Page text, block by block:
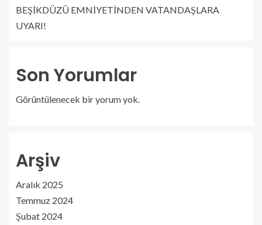
BEŞİKDÜZÜ EMNİYETİNDEN VATANDAŞLARA
UYARI!
Son Yorumlar
Görüntülenecek bir yorum yok.
Arşiv
Aralık 2025
Temmuz 2024
Şubat 2024